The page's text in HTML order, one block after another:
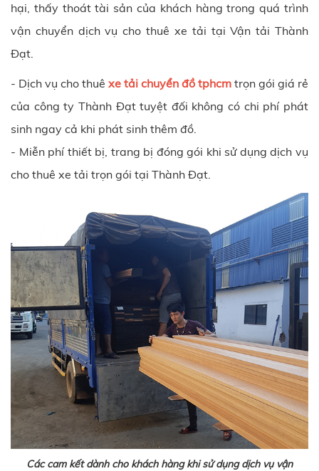
hại, thấy thoát tài sản của khách hàng trong quá trình
vận chuyển dịch vụ cho thuê xe tải tạiVận tải Thành
Đạt.
- Dịch vụ cho thuê xe tải chuyển đồ tphcm trọn gói giá rẻ
của công ty Thành Đạt tuyệt đối không có chi phí phát
sinh ngay cả khi phát sinh thêm đồ.
- Miễn phí thiết bị, trang bị đóng gói khi sử dụng dịch vụ
cho thuê xe tải trọn gói tại Thành Đạt.
Các cam kết dành cho khách hàng khi sử dụng dịch vụ vận